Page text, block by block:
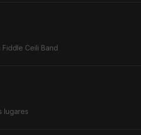
Ceili Band
lugares